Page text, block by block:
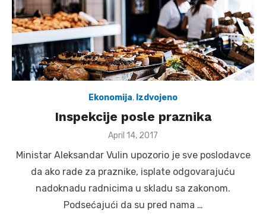
Ekonomija, Izdvojeno
Inspekcije posle praznika
Posted
April 14, 2017
Ministar Aleksandar Vulin upozorio je sve poslodavce
da ako rade za praznike, isplate odgovarajuću
nadoknadu radnicima u skladu sa zakonom.
Podsećajući da su pred nama …